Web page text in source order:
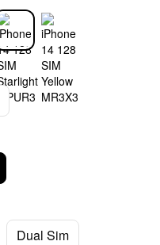
Dual Sim